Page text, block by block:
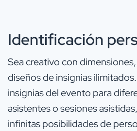
Identificación
Sea creativo con
diseños de insignias
insignias del evento para
asistentes o sesiones
infinitas posibilidades de